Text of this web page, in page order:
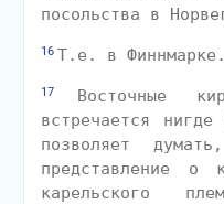
посольства в
16 Т.е. в Финнмарке.
17
Восточные
встречается
позволяет
представление о
карельского